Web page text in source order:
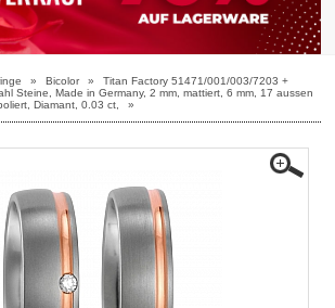
» Bicolor »
Titan Factory 51471/001/003/7203 +
Steine, Made in Germany, 2 mm, mattiert, 6 mm, 17 aussen
Diamant, 0.03 ct,
»